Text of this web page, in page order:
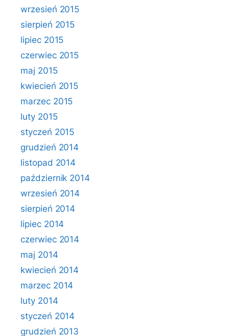
wrzesień 2015
sierpień 2015
lipiec 2015
czerwiec 2015
maj 2015
kwiecień 2015
marzec 2015
luty 2015
styczeń 2015
grudzień 2014
listopad 2014
październik 2014
wrzesień 2014
sierpień 2014
lipiec 2014
czerwiec 2014
maj 2014
kwiecień 2014
marzec 2014
luty 2014
styczeń 2014
grudzień 2013